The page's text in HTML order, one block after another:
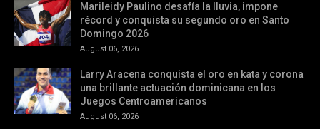
Marileidy Paulino desafía la lluvia, impone
récord y conquista su segundo oro en Santo
Domingo 2026
August 06, 2026
Larry Aracena conquista el oro en kata y corona
una brillante actuación dominicana en los
Juegos Centroamericanos
August 06, 2026